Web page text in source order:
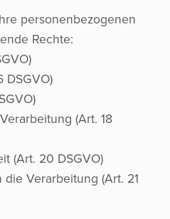
personenbezogenen
Rechte:
DSGVO)
(Art. 18
(Art. 20 DSGVO)
Verarbeitung (Art. 21